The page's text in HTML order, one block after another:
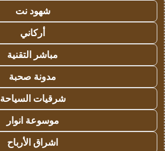
شهود نت
أركاني
مباشر التقنية
مدونة صحبة
شرقيات السياحة
موسوعة انوار
اشراق الأرباح